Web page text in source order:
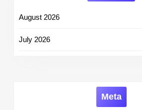
August 2026
July 2026
Meta